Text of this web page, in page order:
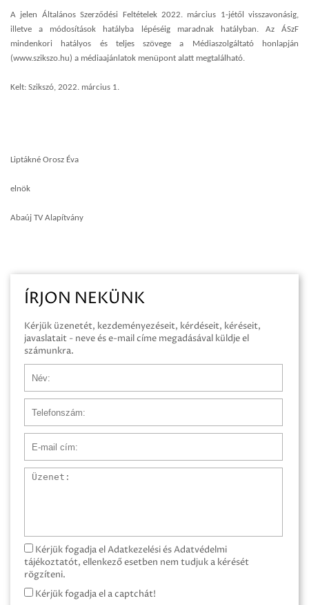
A jelen Általános Szerződési Feltételek 2022. március 1-jétől visszavonásig,
illetve a módosítások hatályba lépéséig maradnak hatályban. Az ÁSzF
mindenkori hatályos és teljes szövege a Médiaszolgáltató honlapján
(www.szikszo.hu) a médiaajánlatok menüpont alatt megtalálható.
Kelt: Szikszó, 2022. március 1.
Liptákné Orosz Éva
elnök
Abaúj TV Alapítvány
ÍRJON NEKÜNK
Kérjük üzenetét, kezdeményezéseit, kérdéseit, kéréseit,
javaslatait - neve és e-mail címe megadásával küldje el
számunkra.
Üzenet
Kérjük fogadja el Adatkezelési és Adatvédelmi
tájékoztatót, ellenkező esetben nem tudjuk a kérését
rögzíteni.
Kérjük fogadja el a captchát!